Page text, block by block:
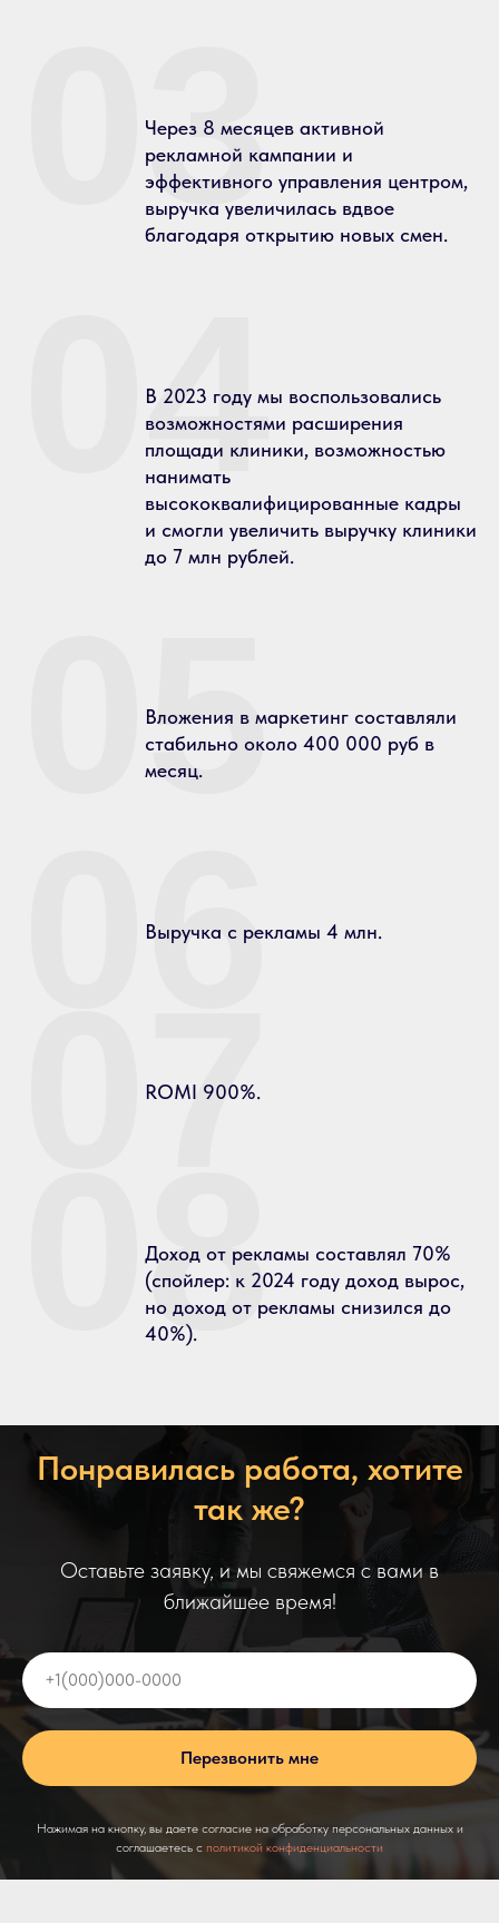
Через 8 месяцев активной
рекламной кампании и
эффективного управления центром,
выручка увеличилась вдвое
благодаря открытию новых смен.
03
В 2023 году мы воспользовались
возможностями расширения
площади клиники, возможностью
нанимать
высококвалифицированные кадры
и смогли увеличить выручку клиники
до 7 млн рублей.
04
Вложения в маркетинг составляли
стабильно около 400 000 руб в
месяц.
05
Выручка с рекламы 4 млн.
06
ROMI 900%.
07
Доход от рекламы составлял 70%
(спойлер: к 2024 году доход вырос,
но доход от рекламы снизился до
40%).
08
Понравилась работа, хотите
так же?
Оставьте заявку, и мы свяжемся с вами в
ближайшее время!
+1(000)000-0000
Перезвонить мне
Нажимая на кнопку, вы даете согласие на обработку персональных данных и
соглашаетесь c политикой конфиденциальности